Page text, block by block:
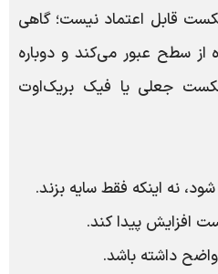
قابل اعتماد نیست؛ گاهی
سطح عبور می‌کند و دوباره
جعلی یا فیک بریک‌اوت
نه اینکه فقط سایه بزند.
افزایش پیدا کند.
داشته باشد.